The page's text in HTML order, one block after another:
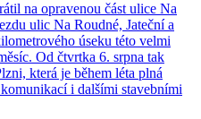
na opravenou část ulice Na
ulic Na Roudné, Jateční a
úseku této velmi
Od čtvrtka 6. srpna tak
která je během léta plná
i dalšími stavebními